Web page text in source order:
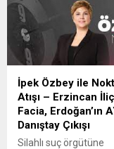
vaktimin çoğunu
geçirdiğim bir dönem
başladı. Okul serüveni
zaman zaman
olsa’da kendi
istediğim ve
her şeyi yaptım.
yaparken de
İpek Özbey ile
Atışı – Erzincan
Facia, Erdoğan’ın
Danıştay Çıkışı
Silahlı suç örgütüne